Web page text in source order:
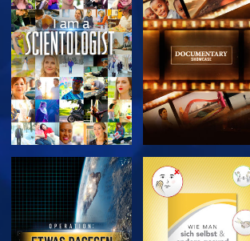
SERIE
ENTDECKEN
SERIE
ENTDECKEN
SERIE
ENTDECKEN
SERIE
ENTDECKEN